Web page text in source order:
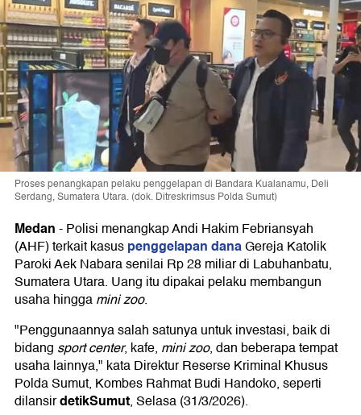
Proses penangkapan pelaku penggelapan di Bandara Kualanamu, Deli
Serdang, Sumatera Utara. (dok. Ditreskrimsus Polda Sumut)
Medan-Polisi menangkap Andi Hakim Febriansyah
(AHF) terkait kasuspenggelapan danaGereja Katolik
Paroki Aek Nabara senilai Rp 28 miliar di Labuhanbatu,
Sumatera Utara. Uang itu dipakai pelaku membangun
usaha hinggamini zoo.
"Penggunaannya salah satunya untuk investasi, baik di
bidang sport center, kafe, mini zoo, dan beberapa tempat
usaha lainnya," kata Direktur Reserse Kriminal Khusus
Polda Sumut, Kombes Rahmat Budi Handoko, seperti
dilansirdetikSumut, Selasa (31/3/2026).